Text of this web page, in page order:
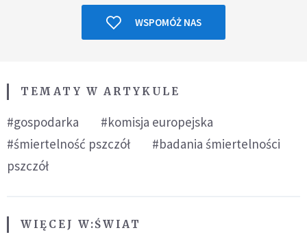
WSPOMÓŻ NAS
TEMATY W ARTYKULE
#gospodarka
#komisja europejska
#śmiertelność pszczół
#badania śmiertelności
pszczół
WIĘCEJ W:ŚWIAT